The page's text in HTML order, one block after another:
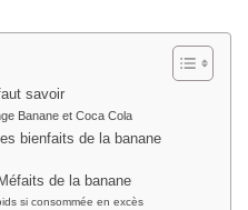
savoir
Banane et Coca Cola
bienfaits de la banane
de la banane
si consommée en excès